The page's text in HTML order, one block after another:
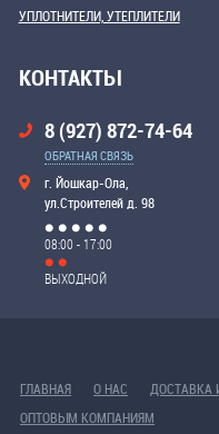
УПЛОТНИТЕЛИ, УТЕПЛИТЕЛИ
КОНТАКТЫ
8 (927) 872-74-64
ОБРАТНАЯ СВЯЗЬ
г. Йошкар-Ола,
ул.Строителей д. 98
08:00 - 17:00
ВЫХОДНОЙ
ГЛАВНАЯ О НАС ДОСТАВКА
ОПТОВЫМ КОМПАНИЯМ